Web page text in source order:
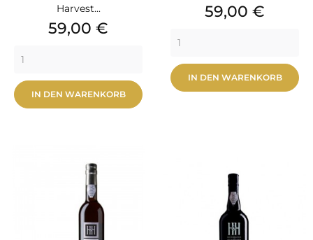
Harvest...
Preis
59,00 €
IN DEN WARENKORB
Preis
59,00 €
IN DEN WARENKORB